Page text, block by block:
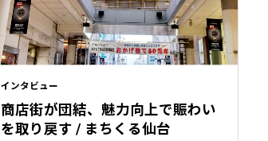
インタビュー
商店街が団結、魅力向上で賑わい
を取り戻す / まちくる仙台